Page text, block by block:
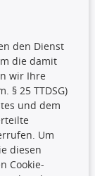
den Dienst
die damit
wir Ihre
§ 25 TTDSG)
und dem
Um
diesen
Cookie-